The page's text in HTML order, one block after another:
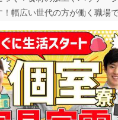
！幅広い世代の方が働く職場
コンや食事のスペースにも使
37,000円～39,000円で格安に
お部屋！ 電話でのお問い合わ
ております。